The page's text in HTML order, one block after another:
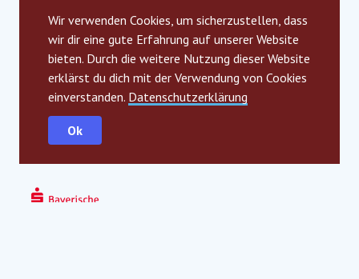
Wir verwenden Cookies, um sicherzustellen, dass
wir dir eine gute Erfahrung auf unserer Website
bieten. Durch die weitere Nutzung dieser Website
erklärst du dich mit der Verwendung von Cookies
einverstanden. Datenschutzerklärung
Ok